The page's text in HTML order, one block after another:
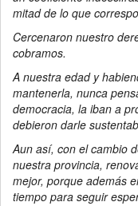
mitad de lo que
Cercenaron nuestro
cobramos.
A nuestra edad y
mantenerla, nunca
democracia, la iban a
debieron darle
Aun así, con el cambio
nuestra provincia,
mejor, porque además
tiempo para seguir